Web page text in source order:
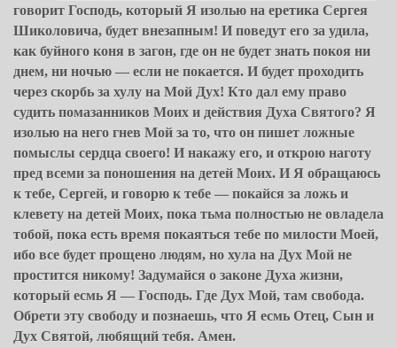
говорит Господь, который Я изолью на еретика Сергея
Шиколовича, будет внезапным! И поведут его за удила,
как буйного коня в загон, где он не будет знать покоя ни
днем, ни ночью — если не покается. И будет проходить
через скорбь за хулу на Мой Дух! Кто дал ему право
судить помазанников Моих и действия Духа Святого? Я
изолью на него гнев Мой за то, что он пишет ложные
помыслы сердца своего! И накажу его, и открою наготу
пред всеми за поношения на детей Моих. И Я обращаюсь
к тебе, Сергей, и говорю к тебе — покайся за ложь и
клевету на детей Моих, пока тьма полностью не овладела
тобой, пока есть время покаяться тебе по милости Моей,
ибо все будет прощено людям, но хула на Дух Мой не
простится никому! Задумайся о законе Духа жизни,
который есмь Я — Господь. Где Дух Мой, там свобода.
Обрети эту свободу и познаешь, что Я есмь Отец, Сын и
Дух Святой, любящий тебя. Амен.